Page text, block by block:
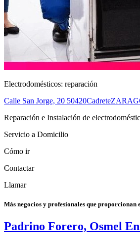
Electrodomésticos: reparación
Calle San Jorge, 20 50420Cadrete
Reparación e Instalación de
Servicio a Domicilio
Cómo ir
Contactar
Llamar
Más negocios y profesionales que proporcionan
Padrino Forero, Osmel